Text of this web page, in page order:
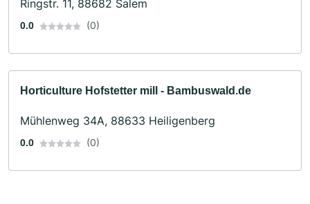
Ringstr. 11, 88682 Salem
0.0 (0)
Horticulture Hofstetter mill - Bambuswald.de
Mühlenweg 34A, 88633 Heiligenberg
0.0 (0)